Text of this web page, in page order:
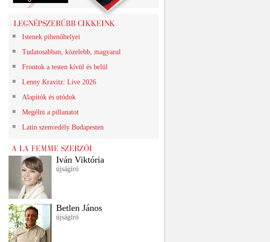
Istenek pihenőhelyei
Tudatosabban, közelebb, magyarul
Frontok a testen kívül és belül
Lenny Kravitz: Live 2026
Alapítók és utódok
Megélni a pillanatot
Latin szenvedély Budapesten
Iván Viktória
újságíró
Betlen János
újságíró